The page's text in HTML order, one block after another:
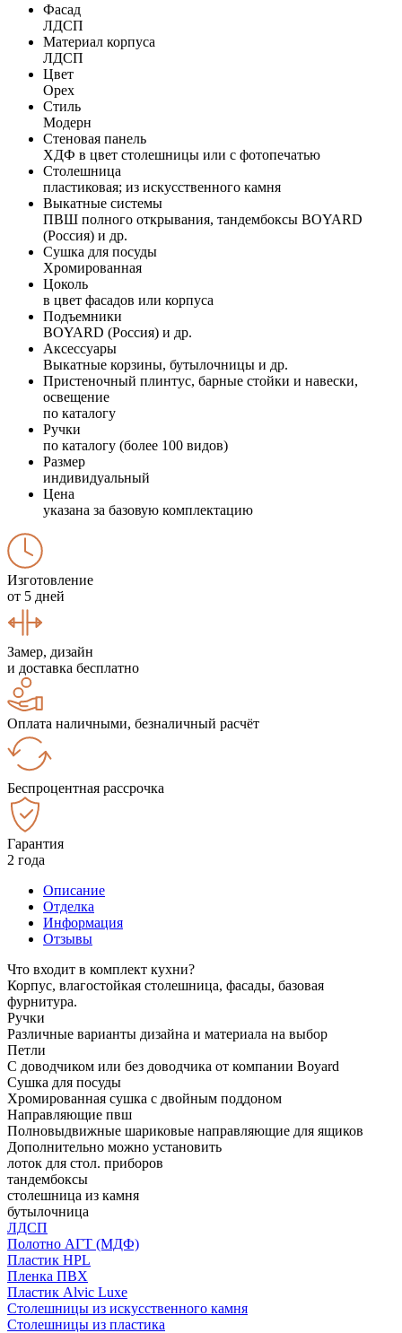
Фасад
ЛДСП
Материал корпуса
ЛДСП
Цвет
Орех
Стиль
Модерн
Стеновая панель
ХДФ в цвет столешницы или с фотопечатью
Столешница
пластиковая; из искусственного камня
Выкатные системы
ПВШ полного открывания, тандембоксы BOYARD
(Россия) и др.
Сушка для посуды
Хромированная
Цоколь
в цвет фасадов или корпуса
Подъемники
BOYARD (Россия) и др.
Аксессуары
Выкатные корзины, бутылочницы и др.
Пристеночный плинтус, барные стойки и навески,
освещение
по каталогу
Ручки
по каталогу (более 100 видов)
Размер
индивидуальный
Цена
указана за базовую комплектацию
Изготовление
от 5 дней
Замер, дизайн
и доставка бесплатно
Оплата наличными, безналичный расчёт
Беспроцентная рассрочка
Гарантия
2 года
Описание
Отделка
Информация
Отзывы
Что входит в комплект кухни?
Корпус, влагостойкая столешница, фасады, базовая
фурнитура.
Ручки
Различные варианты дизайна и материала на выбор
Петли
С доводчиком или без доводчика от компании Boyard
Сушка для посуды
Хромированная сушка с двойным поддоном
Направляющие пвш
Полновыдвижные шариковые направляющие для ящиков
Дополнительно можно установить
лоток для стол. приборов
тандембоксы
столешница из камня
бутылочница
ЛДСП
Полотно АГТ (МДФ)
Пластик HPL
Пленка ПВХ
Пластик Alvic Luxe
Столешницы из искусственного камня
Столешницы из пластика